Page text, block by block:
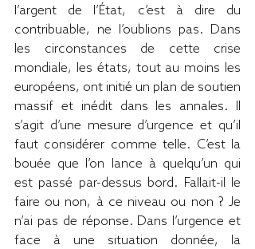
l’argent de l’État, c’est à dire du
contribuable, ne l’oublions pas. Dans
les circonstances de cette crise
mondiale, les états, tout au moins les
européens, ont initié un plan de soutien
massif et inédit dans les annales. Il
s’agit d’une mesure d’urgence et qu’il
faut considérer comme telle. C’est la
bouée que l’on lance à quelqu’un qui
est passé par-dessus bord. Fallait-il le
faire ou non, à ce niveau ou non ? Je
n’ai pas de réponse. Dans l’urgence et
face à une situation donnée, la